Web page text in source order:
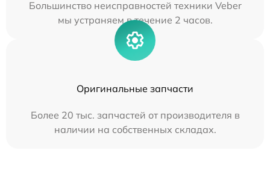
Большинство неисправностей техники Veber
мы устраняем в течение 2 часов.
Оригинальные запчасти
Более 20 тыс. запчастей от производителя в
наличии на собственных складах.